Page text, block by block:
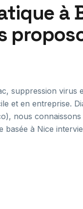
à
suppression virus
et en entreprise.
nous
basée à Nice